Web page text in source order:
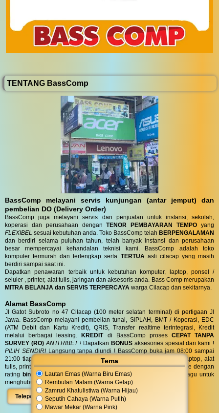
Tema
Lautan Emas (Warna Biru Emas)
Rembulan Malam (Warna Gelap)
Zamrud Khatulistiwa (Warna Hijau)
Seputih Cahaya (Warna Putih)
Mawar Mekar (Warna Pink)
TENTANG BassComp
BassComp melayani servis kunjungan (antar jemput) dan
pembelian DO (Delivery Order)
BassComp juga melayani servis dan penjualan untuk instansi, sekolah,
koperasi dan perusahaan denganTENOR PEMBAYARAN TEMPO yang
FLEXIBEL sesuai kebutuhan anda. Toko BassComp telah BERPENGALAMAN
dan berdiri selama puluhan tahun, telah banyak instansi dan perusahaan
besar mempercayai kehandalan teknisi kami. BassComp adalah toko
komputer termurah dan terlengkap serta TERTUAasli cilacap yang masih
berdiri sampai saat ini.
Dapatkan penawaran terbaik untuk kebutuhan komputer, laptop, ponsel /
seluler , printer, alat tulis, jaringan dan aksesoris anda. Bass Comp merupakan
MITRA BELANJA dan SERVIS TERPERCAYA warga Cilacap dan sekitarnya.
Alamat BassComp
Jl Gatot Subroto no 47 Cilacap (100 meter selatan terminal) di pertigaan Jl
Jawa. BassComp melayani pembelian tunai, SIPLAH, BMT / Koperasi, EDC
(ATM Debit dan Kartu Kredit), QRIS, Transfer realtime terintegrasi, Kredit
melalui berbagai leasing.
KREDITdi BassComp proses CEPAT TANPA
SURVEY (RO) ANTI RIBET !Dapatkan BONUSaksesories spesial dari kami !
PILIH SENDIRILangsung tanpa diundi ! BassComp buka jam 08:00 sampai
21:00 tiap hari. BassComp satu satunya toko komputer, ponsel, laptop, alat
tulis, printer, jaringan dan aksesoris yang paling favorit dicari google dengan
rating bintang 4.6/5 dari 595 ulasanuntuk area Cilacap. Jangan ragu untuk
menghubungi kami di 08 5756 111 777atau dengan klik :
Telepon WhatsApp Peta